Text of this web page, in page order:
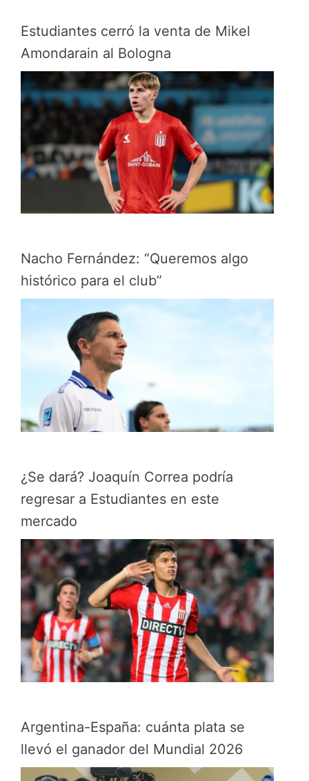
Estudiantes cerró la venta de Mikel
Amondarain al Bologna
Nacho Fernández: “Queremos algo
histórico para el club”
¿Se dará? Joaquín Correa podría
regresar a Estudiantes en este
mercado
Argentina-España: cuánta plata se
llevó el ganador del Mundial 2026